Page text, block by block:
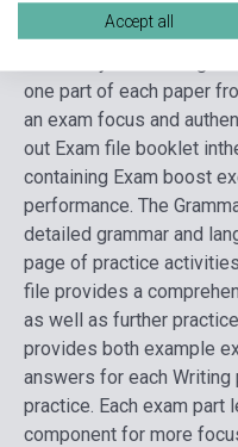
A dynamic approach to
one part of each paper
an exam focus and
out Exam file booklet
containing Exam boost
performance. The
detailed grammar and
page of practice
file provides a
as well as further
provides both example
answers for each Writing
practice. Each exam part
component for more
Accept all